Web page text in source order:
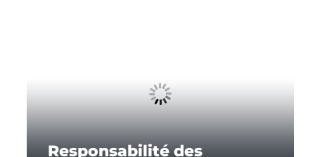
Responsabilité des